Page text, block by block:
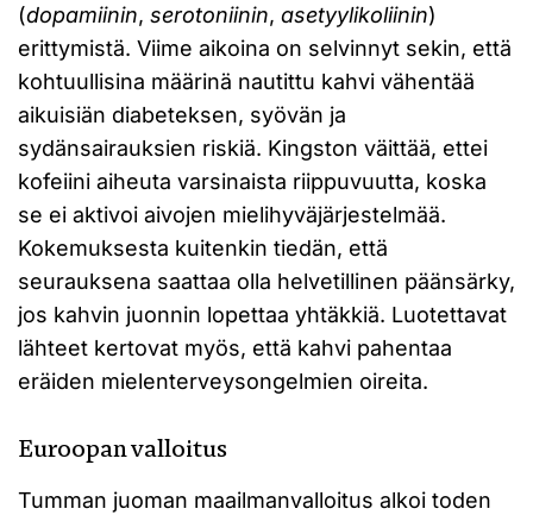
(dopamiinin, serotoniinin, asetyylikoliinin)
erittymistä. Viime aikoina on selvinnyt sekin, että
kohtuullisina määrinä nautittu kahvi vähentää
aikuisiän diabeteksen, syövän ja
sydänsairauksien riskiä. Kingston väittää, ettei
kofeiini aiheuta varsinaista riippuvuutta, koska
se ei aktivoi aivojen mielihyväjärjestelmää.
Kokemuksesta kuitenkin tiedän, että
seurauksena saattaa olla helvetillinen päänsärky,
jos kahvin juonnin lopettaa yhtäkkiä. Luotettavat
lähteet kertovat myös, että kahvi pahentaa
eräiden mielenterveysongelmien oireita.
Euroopan valloitus
Tumman juoman maailmanvalloitus alkoi toden